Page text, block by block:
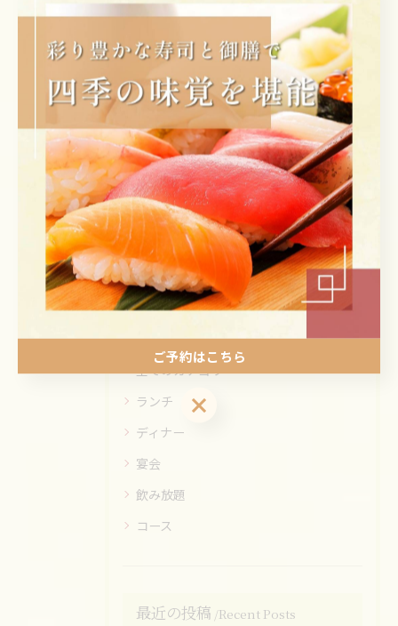
🍣🍣🍣🍣🍣🍣🍣🍣🍣🍣
↓Follow me↓
@koufu_sushi_izumi
< 前のページ 一覧に戻る 次のページ >
全てのカテゴリー
ランチ
ディナー
宴会
飲み放題
コース
最近の投稿 Recent Posts
ご予約はこちら
ご予約はこちら